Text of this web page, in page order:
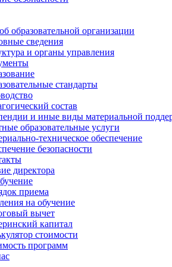
образовательной организации
сведения
и органы управления
стандарты
состав
и иные виды материальной
образовательные услуги
техническое обеспечение
безопасности
директора
приема
на обучение
вычет
капитал
стоимости
программ